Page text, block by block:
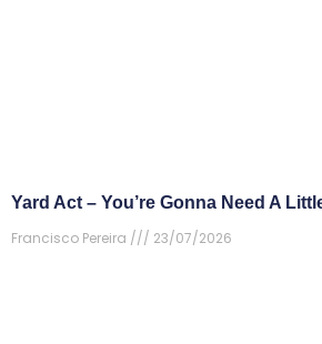
Yard Act – You’re Gonna Need A
Francisco Pereira
23/07/2026